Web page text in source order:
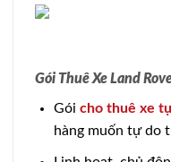
Gói Thuê Xe Land
Gói cho thuê xe
hàng muốn tự do